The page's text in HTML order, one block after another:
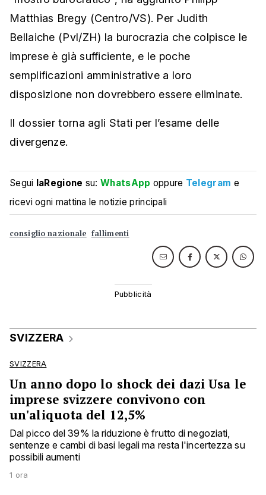
Matthias Bregy (Centro/VS). Per Judith
Bellaiche (Pvl/ZH) la burocrazia che colpisce le
imprese è già sufficiente, e le poche
semplificazioni amministrative a loro
disposizione non dovrebbero essere eliminate.
Il dossier torna agli Stati per l’esame delle
divergenze.
Segui laRegione su:WhatsApp oppure Telegram e
ricevi ogni mattina le notizie principali
consiglio nazionale fallimenti
SVIZZERA
SVIZZERA
Un anno dopo lo shock dei dazi Usa le
imprese svizzere convivono con
un'aliquota del 12,5%
Dal picco del 39% la riduzione è frutto di negoziati,
sentenze e cambi di basi legali ma resta l'incertezza su
possibili aumenti
1 ora